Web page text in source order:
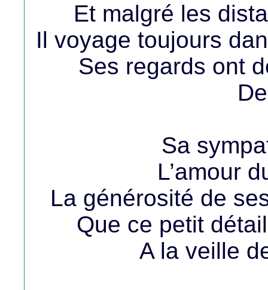
Et malgré les
Il voyage toujours
Ses regards ont
Sa
L’amour
La générosité de
Que ce petit
A la veille